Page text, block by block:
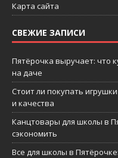
Карта сайта
СВЕЖИЕ ЗАПИСИ
Пятёрочка выручает: что
на даче
Стоит ли покупать
и качества
Канцтовары для школы в
сэкономить
Все для школы в